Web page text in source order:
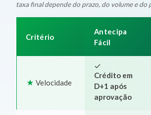
taxa final depende do prazo, do volume e do
Critério
Antecipa
Fácil
Velocidade
Crédito em
D+1 após
aprovação